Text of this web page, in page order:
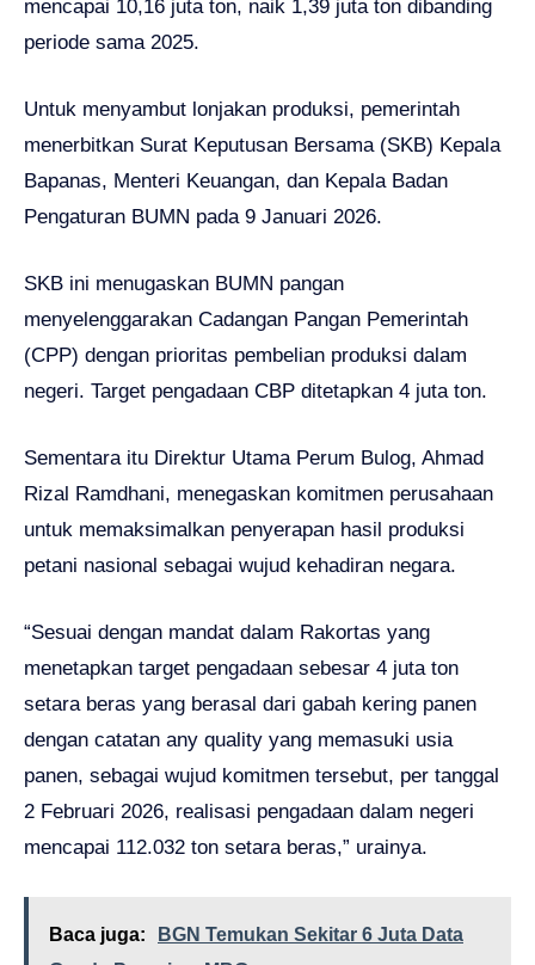
mencapai 10,16 juta ton, naik 1,39 juta ton dibanding
periode sama 2025.
Untuk menyambut lonjakan produksi, pemerintah
menerbitkan Surat Keputusan Bersama (SKB) Kepala
Bapanas, Menteri Keuangan, dan Kepala Badan
Pengaturan BUMN pada 9 Januari 2026.
SKB ini menugaskan BUMN pangan
menyelenggarakan Cadangan Pangan Pemerintah
(CPP) dengan prioritas pembelian produksi dalam
negeri. Target pengadaan CBP ditetapkan 4 juta ton.
Sementara itu Direktur Utama Perum Bulog, Ahmad
Rizal Ramdhani, menegaskan komitmen perusahaan
untuk memaksimalkan penyerapan hasil produksi
petani nasional sebagai wujud kehadiran negara.
“Sesuai dengan mandat dalam Rakortas yang
menetapkan target pengadaan sebesar 4 juta ton
setara beras yang berasal dari gabah kering panen
dengan catatan any quality yang memasuki usia
panen, sebagai wujud komitmen tersebut, per tanggal
2 Februari 2026, realisasi pengadaan dalam negeri
mencapai 112.032 ton setara beras,” urainya.
Baca juga:
BGN Temukan Sekitar 6 Juta Data